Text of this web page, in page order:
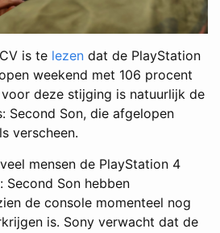
is te lezen dat de PlayStation
weekend met 106 procent
deze stijging is natuurlijk de
Second Son, die afgelopen
verscheen.
mensen de PlayStation 4
Second Son hebben
de console momenteel nog
is. Sony verwacht dat de